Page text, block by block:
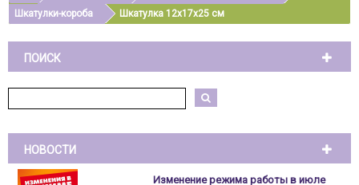
Шкатулки-короба
Шкатулка 12х17х25 см
ПОИСК
НОВОСТИ
Изменение режима работы в июле